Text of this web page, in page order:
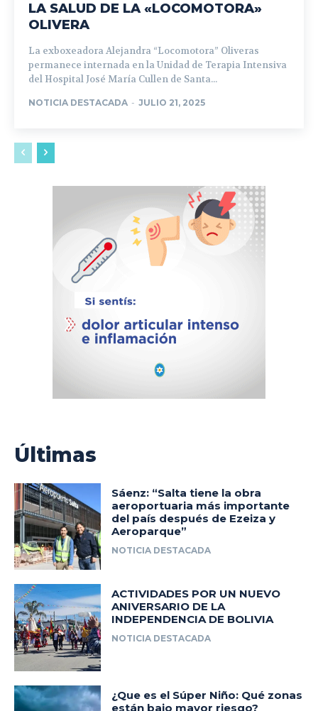
LA SALUD DE LA «LOCOMOTORA»
OLIVERA
La exboxeadora Alejandra “Locomotora” Oliveras
permanece internada en la Unidad de Terapia Intensiva
del Hospital José María Cullen de Santa...
NOTICIA DESTACADA - JULIO 21, 2025
Últimas
Sáenz: “Salta tiene la obra
aeroportuaria más importante
del país después de Ezeiza y
Aeroparque”
NOTICIA DESTACADA
ACTIVIDADES POR UN NUEVO
ANIVERSARIO DE LA
INDEPENDENCIA DE BOLIVIA
NOTICIA DESTACADA
¿Que es el Súper Niño: Qué zonas
están bajo mayor riesgo?